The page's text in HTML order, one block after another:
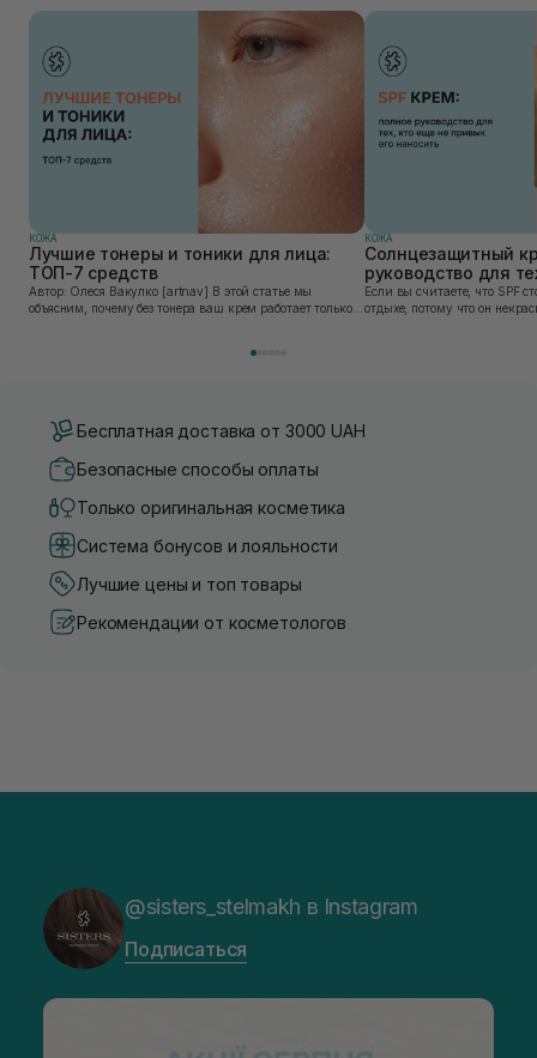
КОЖА
Лучшие тонеры и тоники для лица:
ТОП-7 средств
Автор: Олеся Вакулко [artnav] В этой статье мы
объясним, почему без тонера ваш крем работает только
КОЖА
Солнцезащитный
руководство для
привык его
Если вы считаете, что SPF
отдыхе, потому что он
Бесплатная доставка от 3000 UAH
Безопасные способы оплаты
Только оригинальная косметика
Система бонусов и лояльности
Лучшие цены и топ товары
Рекомендации от косметологов
@sisters_stelmakh в Instagram
Подписаться